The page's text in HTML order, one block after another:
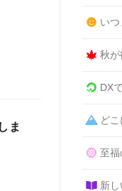
ま
い
秋が
DX
どこ
至福
新